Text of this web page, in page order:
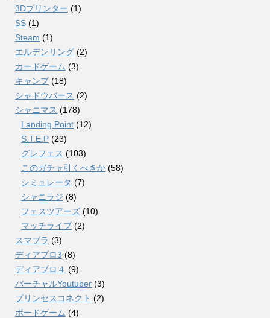
3Dプリンター (1)
SS (1)
Steam (1)
エルデンリング (2)
カードゲーム (3)
キャンプ(18)
シャドウバース (2)
シャニマス (178)
Landing Point (12)
S.T.E.P (23)
グレフェス (103)
このガチャ引くべきか (58)
シミュレータ (7)
シャニラジ (8)
フェスツアーズ (10)
マッチライブ (2)
スマブラ (3)
ディアブロ3 (8)
ディアブロ４ (9)
バーチャルYoutuber (3)
プリンセスコネクト (2)
ボードゲーム (4)